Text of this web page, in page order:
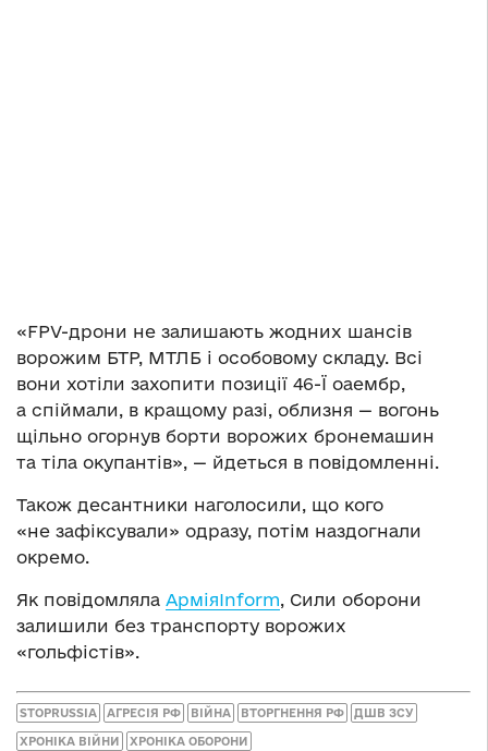
«FPV-дрони не залишають жодних шансів
ворожим БТР, МТЛБ і особовому складу. Всі
вони хотіли захопити позиції 46-Ї оаембр,
а спіймали, в кращому разі, облизня — вогонь
щільно огорнув борти ворожих бронемашин
та тіла окупантів», — йдеться в повідомленні.
Також десантники наголосили, що кого
«не зафіксували» одразу, потім наздогнали
окремо.
Як повідомляла АрміяInform, Сили оборони
залишили без транспорту ворожих
«гольфістів».
STOPRUSSIA АГРЕСІЯ РФ ВІЙНА ВТОРГНЕННЯ РФ ДШВ ЗСУ
ХРОНІКА ВІЙНИ ХРОНІКА ОБОРОНИ